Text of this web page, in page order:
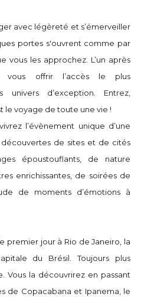
avec légèreté et s’émerveiller
portes s'ouvrent comme par
vous les approchez. L’un après
vous offrir l’accès le plus
univers d’exception. Entrez,
le voyage de toute une vie !
l’évènement unique d’une
de sites et de cités
époustouflants, de nature
enrichissantes, de soirées de
de moments d’émotions à
premier jour à Rio de Janeiro, la
du Brésil. Toujours plus
Vous la découvrirez en passant
de Copacabana et Ipanema, le